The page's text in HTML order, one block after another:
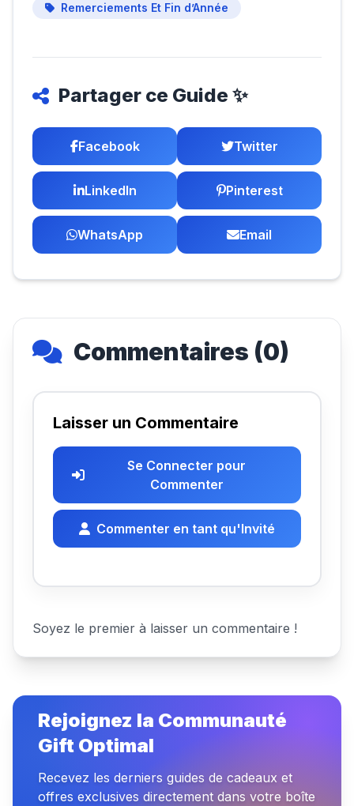
Remerciements Et Fin d’Année
Partager ce Guide ✨
Facebook Twitter
LinkedIn Pinterest
WhatsApp Email
Commentaires (0)
Laisser un Commentaire
Se Connecter pour
Commenter
Commenter en tant qu'Invité
Soyez le premier à laisser un commentaire !
Rejoignez la Communauté
Gift Optimal
Recevez les derniers guides de cadeaux et
offres exclusives directement dans votre boîte